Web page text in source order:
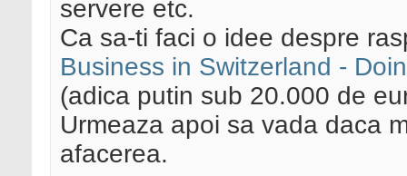
servere etc.
Ca sa-ti faci o idee despre
Business in Switzerland -
(adica putin sub 20.000 de
Urmeaza apoi sa vada daca
afacerea.